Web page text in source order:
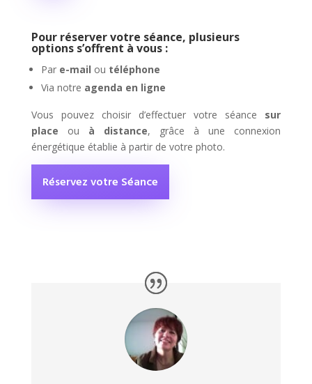
Pour réserver votre séance, plusieurs
options s’offrent à vous :
Par e-mail ou téléphone
Via notre agenda en ligne
Vous pouvez choisir d’effectuer votre séance sur
place ou à distance, grâce à une connexion
énergétique établie à partir de votre photo.
Réservez votre Séance